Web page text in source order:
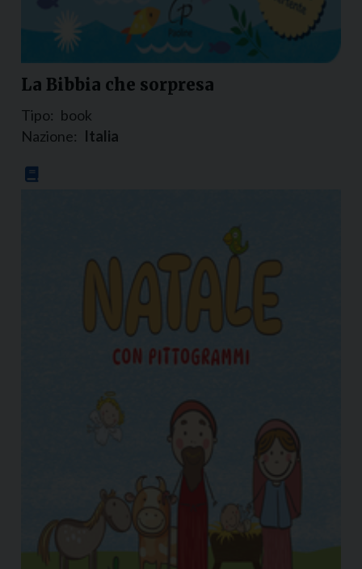
La Bibbia che sorpresa
Tipo: book
Nazione: Italia